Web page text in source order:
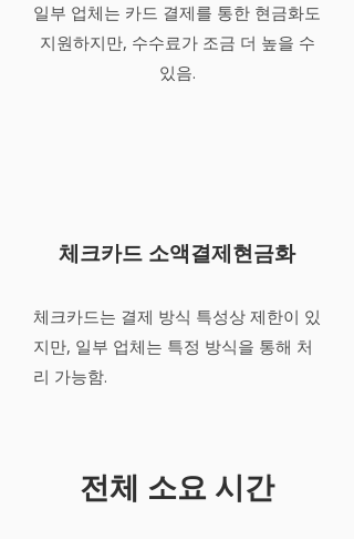
일부 업체는 카드 결제를 통한 현금화도
지원하지만, 수수료가 조금 더 높을 수
있음.
체크카드 소액결제현금화
체크카드는 결제 방식 특성상 제한이 있
지만, 일부 업체는 특정 방식을 통해 처
리 가능함.
전체 소요 시간